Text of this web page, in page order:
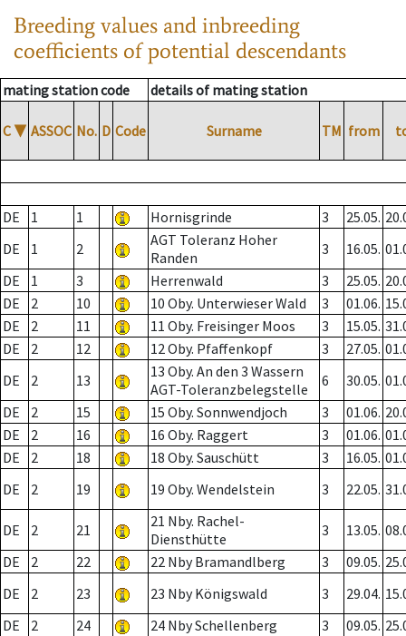
Breeding values and inbreeding
coefficients of potential descendants
mating station code details of mating station
C ▼ ASSOC No. D Code Surname TM from
DE 1 1 Hornisgrinde 3 25.05.
DE
1 2
AGT Toleranz Hoher
Randen
3 16.05.
DE
1 3 Herrenwald 3 25.05.
DE
2 10 10 Oby. Unterwieser Wald 3 01.06.
DE
2 11 11 Oby. Freisinger Moos 3 15.05.
DE
2 12 12 Oby. Pfaffenkopf 3 27.05.
DE
2 13
13 Oby. An den 3 Wassern
AGT-Toleranzbelegstelle
6 30.05.
DE
2 15 15 Oby. Sonnwendjoch 3 01.06.
DE
2 16 16 Oby. Raggert 3 01.06.
DE
2 18 18 Oby. Sauschütt 3 16.05.
DE
2 19 19 Oby. Wendelstein 3 22.05.
DE 2 21
21 Nby. Rachel-
Diensthütte
3 13.05.
DE
2 22 22 Nby Bramandlberg 3 09.05.
DE
2 23 23 Nby Königswald 3 29.04.
DE
2 24 24 Nby Schellenberg 3 09.05.